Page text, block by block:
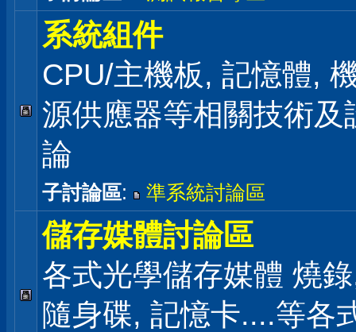
系統組件
CPU/主機板, 記憶體,
源供應器等相關技術及
論
子討論區: 準系統討論區
儲存媒體討論區
各式光學儲存媒體 燒
隨身碟, 記憶卡....等各